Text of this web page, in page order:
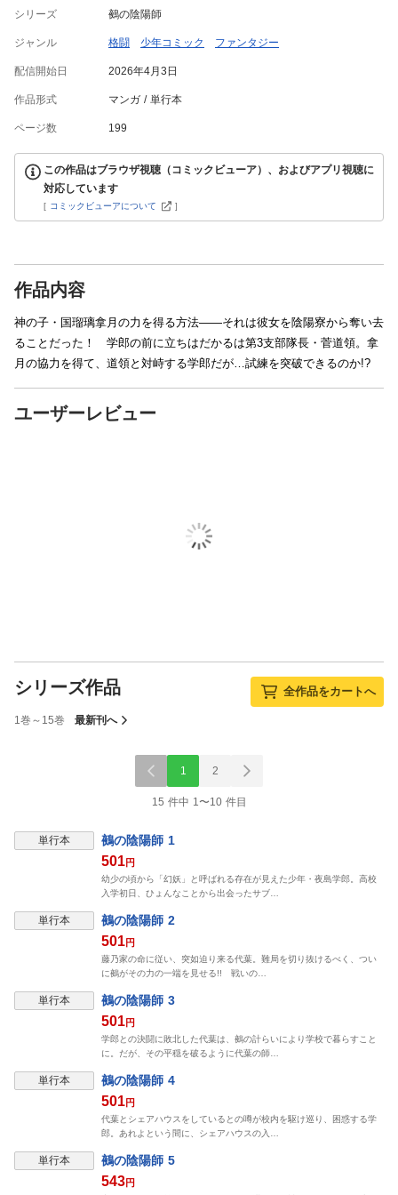
シリーズ 鵺の陰陽師
ジャンル 格闘 少年コミック ファンタジー
配信開始日 2026年4月3日
作品形式 マンガ 単行本
ページ数 199
この作品はブラウザ視聴（コミックビューア）、およびアプリ視聴に
対応しています
[ コミックビューアについて ]
作品内容
神の子・国瑠璃拿月の力を得る方法――それは彼女を陰陽寮から奪い去
ることだった！ 学郎の前に立ちはだかるは第3支部隊長・菅道領。拿
月の協力を得て、道領と対峙する学郎だが…試練を突破できるのか!?
ユーザーレビュー
シリーズ作品 全作品をカートへ
1巻～15巻 最新刊へ
1 2
15 件中 1〜10 件目
単行本 鵺の陰陽師 1
501円
幼少の頃から「幻妖」と呼ばれる存在が見えた少年・夜島学郎。高校
入学初日、ひょんなことから出会ったサブ…
単行本 鵺の陰陽師 2
501円
藤乃家の命に従い、突如迫り来る代葉。難局を切り抜けるべく、つい
に鵺がその力の一端を見せる!! 戦いの…
単行本 鵺の陰陽師 3
501円
学郎との決闘に敗北した代葉は、鵺の計らいにより学校で暮らすこと
に。だが、その平穏を破るように代葉の師…
単行本 鵺の陰陽師 4
501円
代葉とシェアハウスをしているとの噂が校内を駆け巡り、困惑する学
郎。あれよという間に、シェアハウスの入…
単行本 鵺の陰陽師 5
543円